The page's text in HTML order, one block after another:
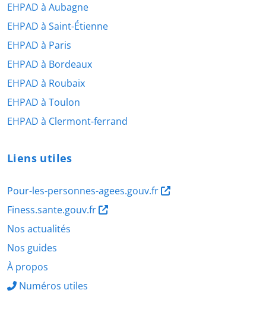
EHPAD à Aubagne
EHPAD à Saint-Étienne
EHPAD à Paris
EHPAD à Bordeaux
EHPAD à Roubaix
EHPAD à Toulon
EHPAD à Clermont-ferrand
Liens utiles
Pour-les-personnes-agees.gouv.fr
Finess.sante.gouv.fr
Nos actualités
Nos guides
À propos
Numéros utiles